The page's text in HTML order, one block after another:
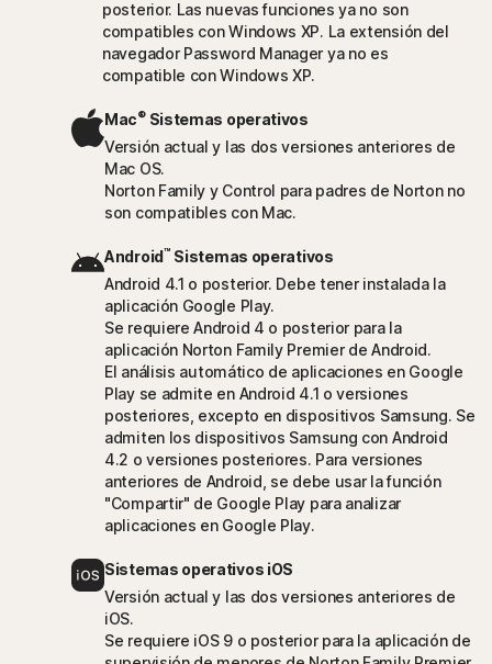
posterior. Las nuevas funciones ya no son
compatibles con Windows XP. La extensión del
navegador Password Manager ya no es
compatible con Windows XP.
Mac®Sistemas operativos
Versión actual y las dos versiones anteriores de
Mac OS.
Norton Family y Control para padres de Norton no
son compatibles con Mac.
Android™ Sistemas operativos
Android 4.1 o posterior. Debe tener instalada la
aplicación Google Play.
Se requiere Android 4 o posterior para la
aplicación Norton Family Premier de Android.
El análisis automático de aplicaciones en Google
Play se admite en Android 4.1 o versiones
posteriores, excepto en dispositivos Samsung. Se
admiten los dispositivos Samsung con Android
4.2 o versiones posteriores. Para versiones
anteriores de Android, se debe usar la función
"Compartir" de Google Play para analizar
aplicaciones en Google Play.
Sistemas operativos iOS
Versión actual y las dos versiones anteriores de
iOS.
Se requiere iOS 9 o posterior para la aplicación de